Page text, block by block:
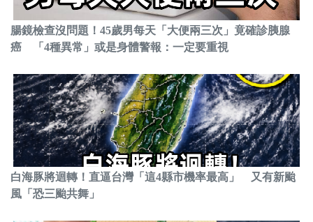
腸鏡檢查沒問題！45歲男每天「大便兩三次」竟確診胰腺
癌 「4種異常」或是身體警報：一定要重視
白海豚將迴轉！直逼台灣「這4縣市機率最高」 又有新颱
風「恐三颱共舞」